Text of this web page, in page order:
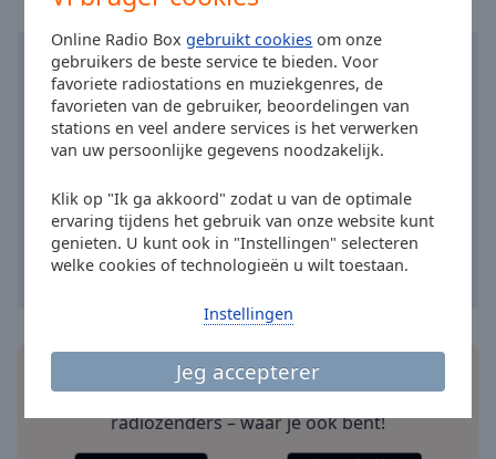
Online Radio Boxgebruikt cookies om onze
gebruikers de beste service te bieden. Voor
favoriete radiostations en muziekgenres, de
favorieten van de gebruiker, beoordelingen van
stations en veel andere services is het verwerken
van uw persoonlijke gegevens noodzakelijk.
Klik op "Ik ga akkoord" zodat u van de optimale
ervaring tijdens het gebruik van onze website kunt
genieten. U kunt ook in "Instellingen" selecteren
welke cookies of technologieën u wilt toestaan.
Jeg accepterer
Instellingen
dialog
Installeer de gratis Online Radio Box
je smartphone en luister online naar je favoriete
radiozenders – waar je ook bent!